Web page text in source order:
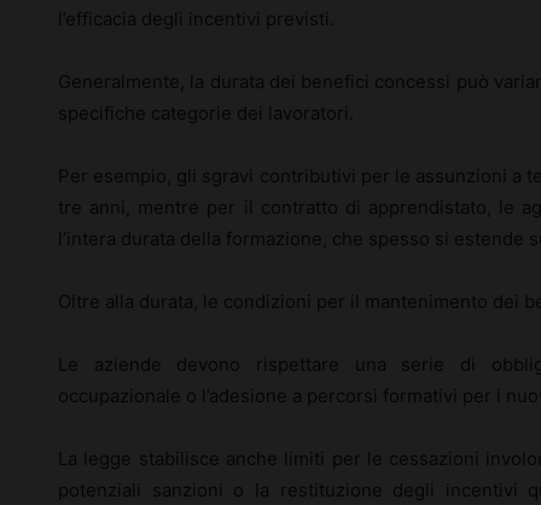
l’efficacia degli incentivi previsti.
Generalmente, la durata dei benefici concessi può
specifiche categorie dei lavoratori.
Per esempio, gli sgravi contributivi per le assunzioni a
tre anni, mentre per il contratto di apprendistato, le
l’intera durata della formazione, che spesso si estende
Oltre alla durata, le condizioni per il mantenimento dei
Le aziende devono rispettare una serie di
occupazionale o l’adesione a percorsi formativi per i
La legge stabilisce anche limiti per le cessazioni
potenziali sanzioni o la restituzione degli incentivi